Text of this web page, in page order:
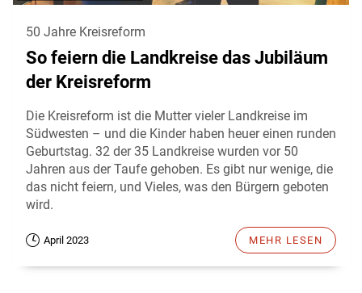
50 Jahre Kreisreform
So feiern die Landkreise das Jubiläum
der Kreisreform
Die Kreisreform ist die Mutter vieler Landkreise im
Südwesten – und die Kinder haben heuer einen runden
Geburtstag. 32 der 35 Landkreise wurden vor 50
Jahren aus der Taufe gehoben. Es gibt nur wenige, die
das nicht feiern, und Vieles, was den Bürgern geboten
wird.
April 2023 MEHR LESEN